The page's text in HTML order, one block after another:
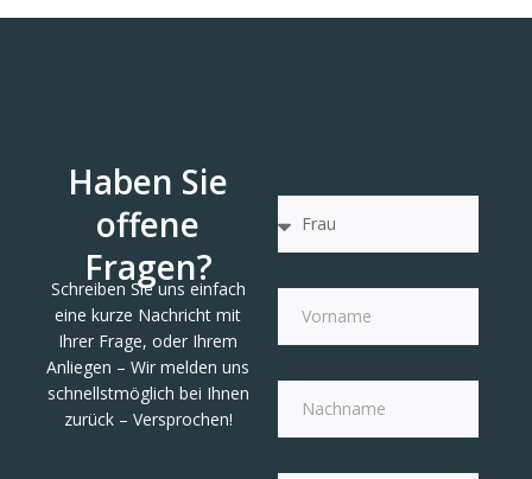
Haben Sie
offene
Fragen?
Schreiben Sie uns einfach
eine kurze Nachricht mit
Ihrer Frage, oder Ihrem
Anliegen – Wir melden uns
schnellstmöglich bei Ihnen
zurück – Versprochen!